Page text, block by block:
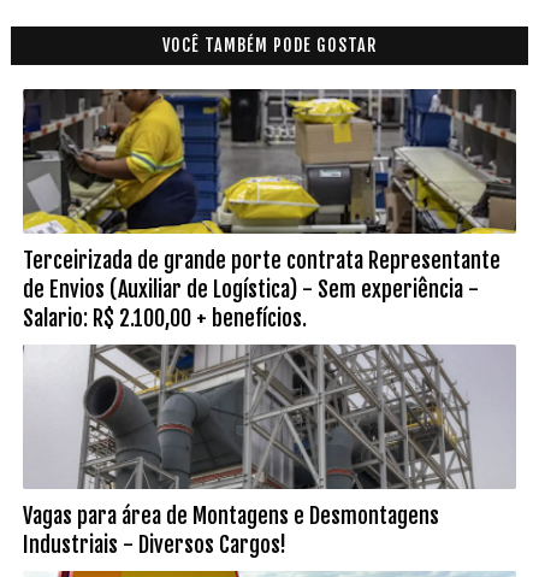
VOCÊ TAMBÉM PODE GOSTAR
Terceirizada de grande porte contrata Representante
de Envios (Auxiliar de Logística) - Sem experiência -
Salario: R$ 2.100,00 + benefícios.
Vagas para área de Montagens e Desmontagens
Industriais - Diversos Cargos!